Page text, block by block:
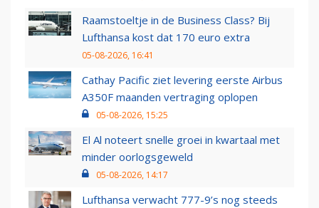
Raamstoeltje in de Business Class? Bij
Lufthansa kost dat 170 euro extra
05-08-2026, 16:41
Cathay Pacific ziet levering eerste Airbus
A350F maanden vertraging oplopen
05-08-2026, 15:25
El Al noteert snelle groei in kwartaal met
minder oorlogsgeweld
05-08-2026, 14:17
Lufthansa verwacht 777-9’s nog steeds